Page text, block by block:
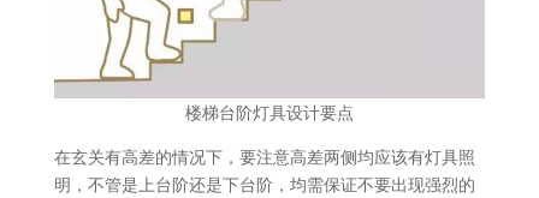
楼梯台阶灯具设计要点
在玄关有高差的情况下，要注意高差两侧均应该有灯具照
明，不管是上台阶还是下台阶，均需保证不要出现强烈的